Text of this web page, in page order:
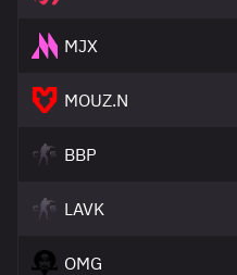
MJX
MOUZ.N
BBP
LAVK
OMG